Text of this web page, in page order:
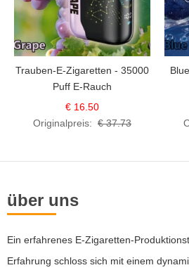
Trauben-E-Zigaretten - 35000
Puff E-Rauch
€ 16.50
Originalpreis: € 37.73
über uns
Ein erfahrenes E-Zigaretten-
Erfahrung schloss sich mit einem